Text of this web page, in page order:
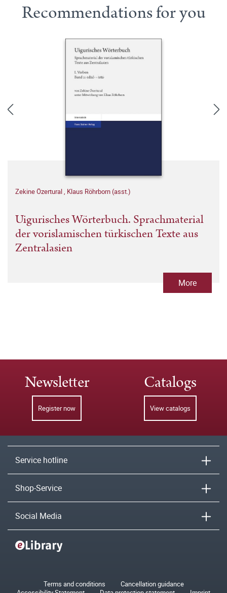
Recommendations for you
Zekine Özertural, Klaus Röhrborn (asst.)
Uigurisches Wörterbuch. Sprachmaterial
der vorislamischen türkischen Texte aus
Zentralasien
More
Newsletter
Register now
Catalogs
View catalogs
Service hotline
Shop-Service
Social Media
Terms and conditions
Cancellation guidance